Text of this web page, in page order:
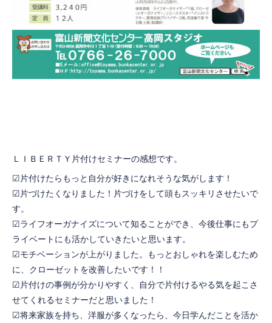
ＬＩＢＥＲＴＹ片付けセミナーの感想です。
☑片付けたらもっと自分が好きになれそうな気がします！
☑片づけたくなりました！片づけをして頭もスッキリさせたいで
す。
☑ライフオーガナイズについて知ることができ、今後仕事にもプ
ライベートにも活かしていきたいと思います。
☑モチベーションが上がりました。もっとおしゃれを楽しむため
に、クローゼットを改善したいです！！
☑片付けの事例が分かりやすく、自分で片付けるやる気を起こさ
せてくれるセミナーだと思いました！
☑将来家族を持ち、洋服が多くなったら、今日学んだことを活か